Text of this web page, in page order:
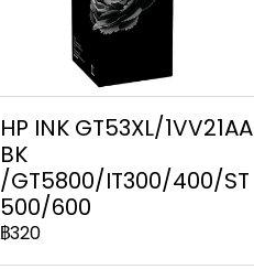
HP INK GT53XL/1VV21AA
BK
/GT5800/IT300/400/ST
500/600
฿320